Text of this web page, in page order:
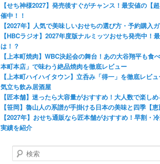
【せち神様2027】発売後すぐがチャンス！最安値の【
催中！！
【2027年】人気で美味しいおせちの選び方・予約購入
【HBCラジオ】2027年度版ナルミッツおせち発売中！
は！？
【上本町焼肉】WBC決起会の舞台！あの大谷翔平も食
本町本店」で味わう絶品焼肉を徹底レビュー
【上本町ハイハイタウン】立呑み「得一」を徹底レビ
気立ち飲み居酒屋
【匠本舗】迷ったら大容量がおすすめ！大人数で楽し
【笹岡】魯山人の系譜が手掛ける日本の美味と四季【恵
【2027年】おせち通販なら匠本舗がおすすめ！早割・
実績を紹介
検
索